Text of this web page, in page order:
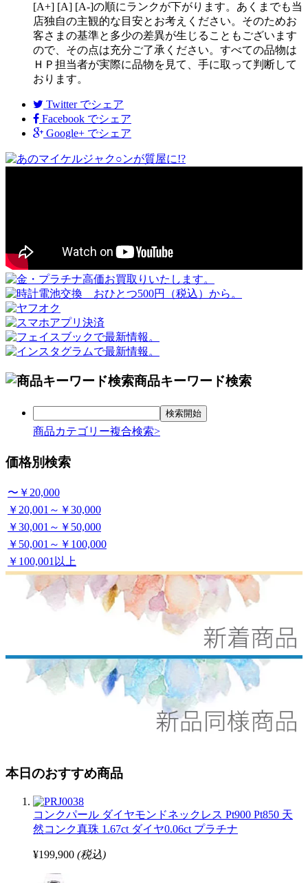
[A+] [A] [A-]の順にランクが下がります。あくまでも当
店独自の主観的な目安とお考えください。そのためお
客さまの基準と多少の差異が生じることもございます
ので、その点は充分ご了承ください。すべての品物は
ＨＰ担当者が実際に品物を見て、手に取って判断して
おります。
Twitter でシェア
Facebook でシェア
Google+ でシェア
商品キーワード検索
商品カテゴリー複合検索>
価格別検索
〜￥20,000
￥20,001～￥30,000
￥30,001～￥50,000
￥50,001～￥100,000
￥100,001以上
本日のおすすめ商品
コンクパール ダイヤモンドネックレス Pt900 Pt850 天
然コンク真珠 1.67ct ダイヤ0.06ct プラチナ
¥199,900 (税込)